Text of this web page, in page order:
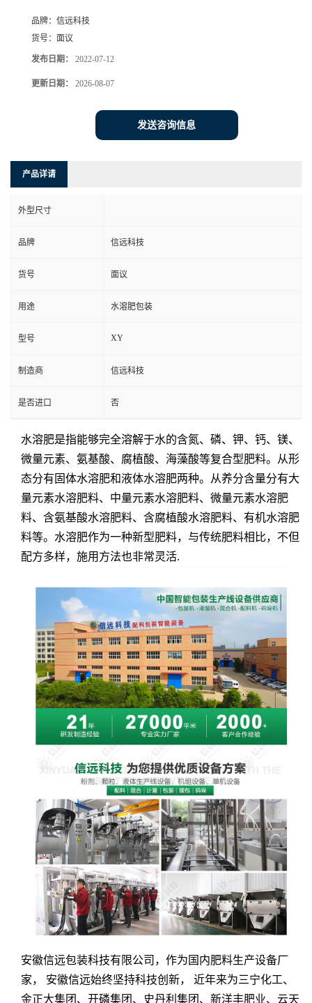
品牌： 信远科技
货号： 面议
发布日期： 2022-07-12
更新日期： 2026-08-07
发送咨询信息
产品详请
外型尺寸
品牌 信远科技
货号 面议
用途 水溶肥包装
型号 XY
制造商 信远科技
是否进口 否
水溶肥是指能够完全溶解于水的含氮、磷、钾、钙、镁、
微量元素、氨基酸、腐植酸、海藻酸等复合型肥料。从形
态分有固体水溶肥和液体水溶肥两种。从养分含量分有大
量元素水溶肥料、中量元素水溶肥料、微量元素水溶肥
料、含氨基酸水溶肥料、含腐植酸水溶肥料、有机水溶肥
料等。水溶肥作为一种新型肥料，与传统肥料相比，不但
配方多样，施用方法也非常灵活.
安徽信远包装科技有限公司，作为国内肥料生产设备厂
家， 安徽信远始终坚持科技创新， 近年来为三宁化工、
金正大集团、开磷集团、史丹利集团、新洋丰肥业、云天